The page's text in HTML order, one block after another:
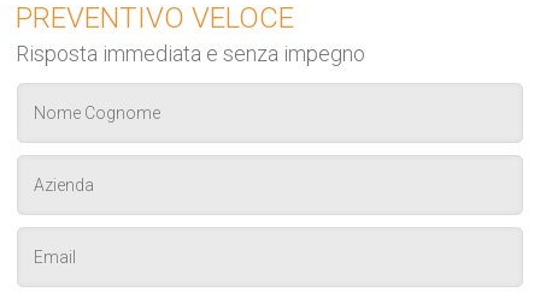
PREVENTIVO VELOCE
Risposta immediata e senza impegno